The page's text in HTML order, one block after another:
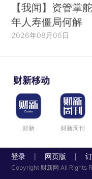
【我闻】资管掌
年人寿僵局何解
2026年08月06日
财新移动
财新 财新周刊
登录 网页版 订
Copyright 财新网 All Rights